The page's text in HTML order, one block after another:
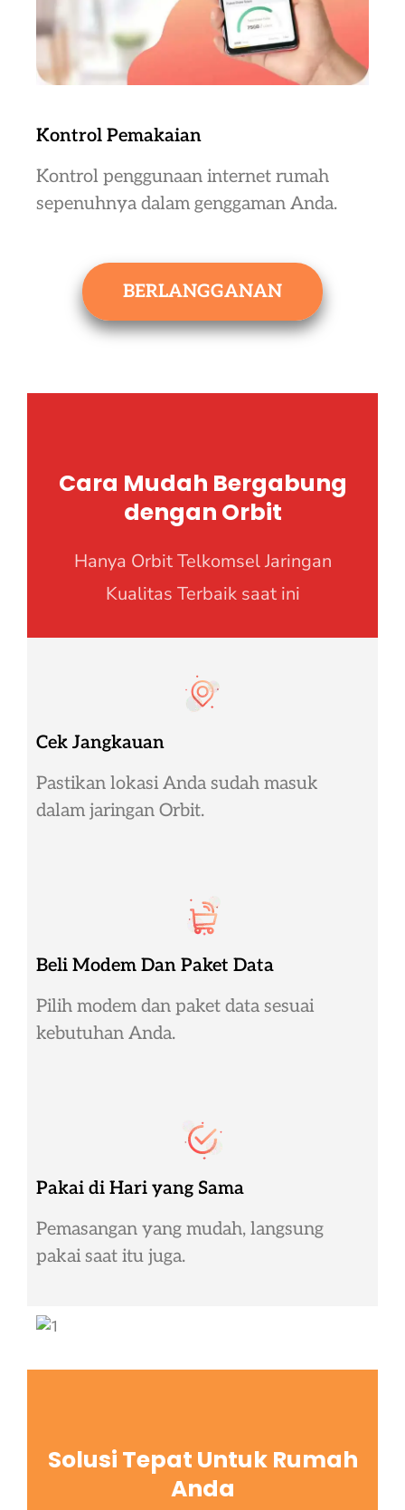
Kontrol Pemakaian
Kontrol penggunaan internet rumah
sepenuhnya dalam genggaman Anda.
BERLANGGANAN
Cara Mudah Bergabung
dengan Orbit
Hanya Orbit Telkomsel Jaringan
Kualitas Terbaik saat ini
Cek Jangkauan
Pastikan lokasi Anda sudah masuk
dalam jaringan Orbit.
Beli Modem Dan Paket Data
Pilih modem dan paket data sesuai
kebutuhan Anda.
Pakai di Hari yang Sama
Pemasangan yang mudah, langsung
pakai saat itu juga.
Solusi Tepat Untuk Rumah
Anda